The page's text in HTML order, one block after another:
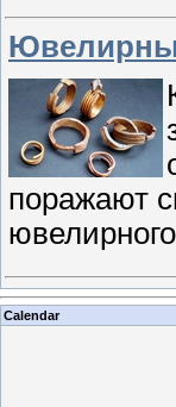
поражают
Calendar